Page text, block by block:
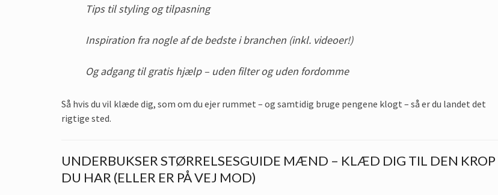
Tips til styling og tilpasning
Inspiration fra nogle af de bedste i branchen (inkl. videoer!)
Og adgang til gratis hjælp – uden filter og uden fordomme
Så hvis du vil klæde dig, som om du ejer rummet – og samtidig bruge pengene klogt – så er du landet det
rigtige sted.
UNDERBUKSER STØRRELSESGUIDE MÆND – KLÆD DIG TIL DEN KROP
DU HAR (ELLER ER PÅ VEJ MOD)